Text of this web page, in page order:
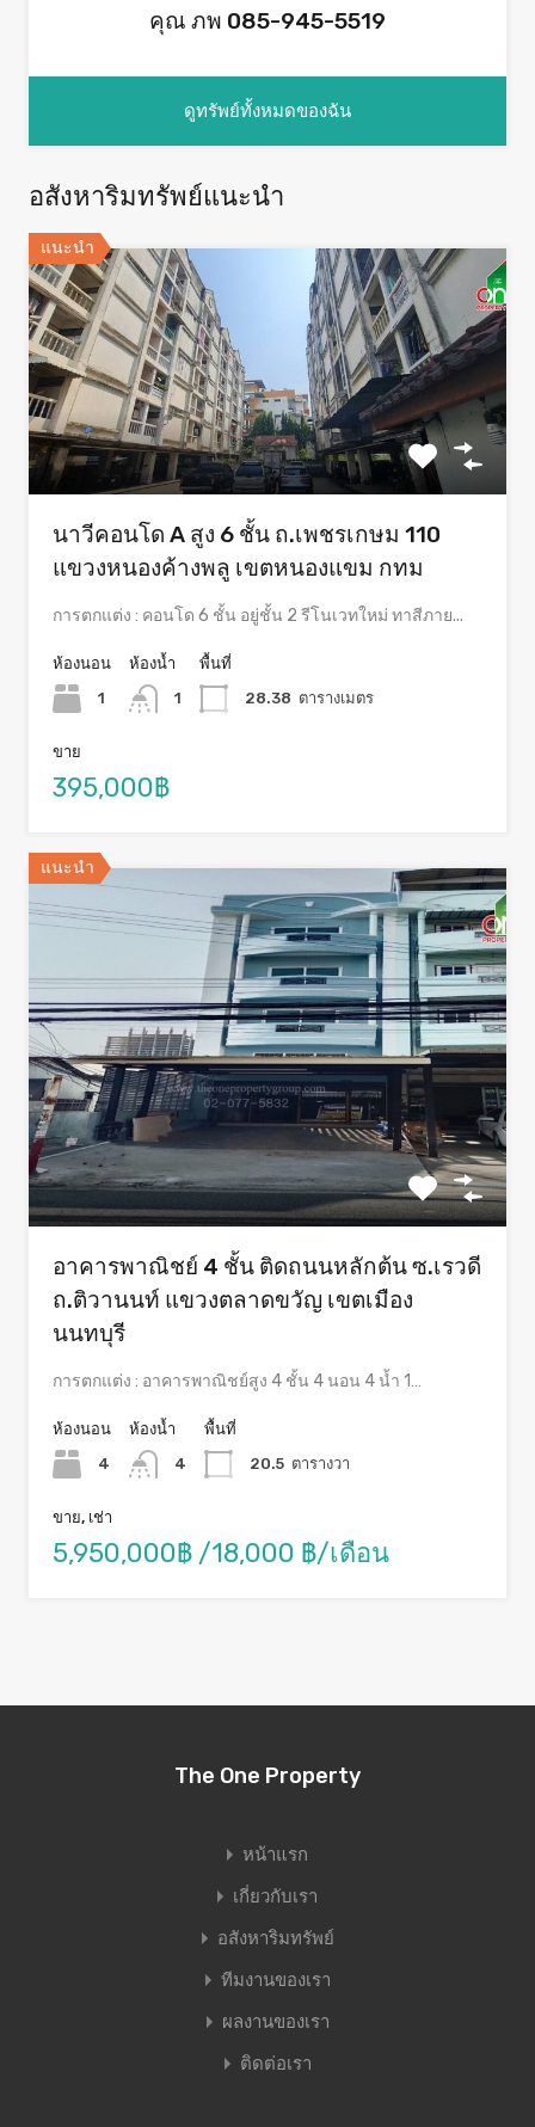
คุณ ภพ 085-945-5519
ดูทรัพย์ทั้งหมดของฉัน
อสังหาริมทรัพย์แนะนำ
แนะนำ
นาวีคอนโด A สูง 6 ชั้น ถ.เพชรเกษม 110
แขวงหนองค้างพลู เขตหนองแขม กทม
การตกแต่ง : คอนโด 6 ชั้น อยู่ชั้น 2 รีโนเวทใหม่ ทาสีภาย...
ห้องนอน
1
ห้องน้ำ
1
พื้นที่
28.38 ตารางเมตร
ขาย
395,000฿
แนะนำ
อาคารพาณิชย์ 4 ชั้น ติดถนนหลักต้น ซ.เรวดี
ถ.ติวานนท์ แขวงตลาดขวัญ เขตเมือง
นนทบุรี
การตกแต่ง : อาคารพาณิชย์สูง 4 ชั้น 4 นอน 4 น้ำ 1…
ห้องนอน
4
ห้องน้ำ
4
พื้นที่
20.5 ตารางวา
ขาย, เช่า
5,950,000฿ /18,000 ฿/เดือน
The One Property
หน้าแรก
เกี่ยวกับเรา
อสังหาริมทรัพย์
ทีมงานของเรา
ผลงานของเรา
ติดต่อเรา